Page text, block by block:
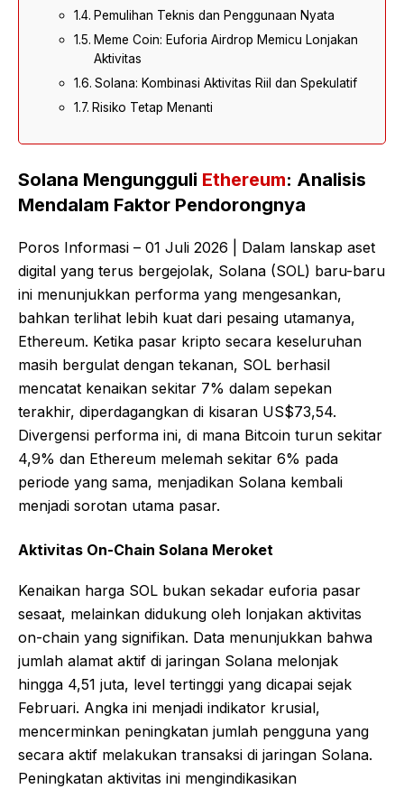
Pemulihan Teknis dan Penggunaan Nyata
Meme Coin: Euforia Airdrop Memicu Lonjakan
Aktivitas
Solana: Kombinasi Aktivitas Riil dan Spekulatif
Risiko Tetap Menanti
Solana Mengungguli Ethereum: Analisis
Mendalam Faktor Pendorongnya
Poros Informasi – 01 Juli 2026 | Dalam lanskap aset
digital yang terus bergejolak, Solana (SOL) baru-baru
ini menunjukkan performa yang mengesankan,
bahkan terlihat lebih kuat dari pesaing utamanya,
Ethereum. Ketika pasar kripto secara keseluruhan
masih bergulat dengan tekanan, SOL berhasil
mencatat kenaikan sekitar 7% dalam sepekan
terakhir, diperdagangkan di kisaran US$73,54.
Divergensi performa ini, di mana Bitcoin turun sekitar
4,9% dan Ethereum melemah sekitar 6% pada
periode yang sama, menjadikan Solana kembali
menjadi sorotan utama pasar.
Aktivitas On-Chain Solana Meroket
Kenaikan harga SOL bukan sekadar euforia pasar
sesaat, melainkan didukung oleh lonjakan aktivitas
on-chain yang signifikan. Data menunjukkan bahwa
jumlah alamat aktif di jaringan Solana melonjak
hingga 4,51 juta, level tertinggi yang dicapai sejak
Februari. Angka ini menjadi indikator krusial,
mencerminkan peningkatan jumlah pengguna yang
secara aktif melakukan transaksi di jaringan Solana.
Peningkatan aktivitas ini mengindikasikan